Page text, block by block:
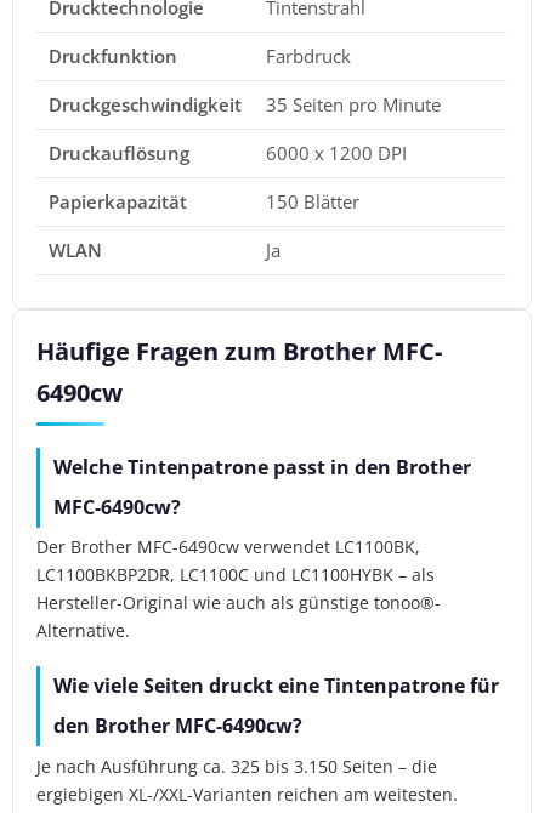
Drucktechnologie
Tintenstrahl
Druckfunktion
Farbdruck
Druckgeschwindigkeit
35 Seiten pro Minute
Druckauflösung
6000 x 1200 DPI
Papierkapazität
150 Blätter
WLAN
Ja
Häufige Fragen zum Brother MFC-
6490cw
Welche Tintenpatrone passt in den Brother
MFC-6490cw?
Der Brother MFC-6490cw verwendet LC1100BK,
LC1100BKBP2DR, LC1100C und LC1100HYBK – als
Hersteller-Original wie auch als günstige tonoo®-
Alternative.
Wie viele Seiten druckt eine Tintenpatrone für
den Brother MFC-6490cw?
Je nach Ausführung ca. 325 bis 3.150 Seiten – die
ergiebigen XL-/XXL-Varianten reichen am weitesten.